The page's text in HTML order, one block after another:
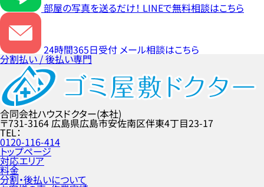
部屋の写真を送るだけ！ LINEで無料相談はこちら
24時間365日受付 メール相談はこちら
分割払い / 後払い専門
合同会社ハウスドクター(本社)
〒731-3164 広島県広島市安佐南区伴東4丁目23-17
TEL
0120-116-414
トップページ
対応エリア
料金
分割・後払いについて